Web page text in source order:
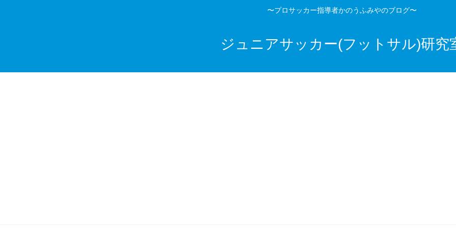
〜プロサッカー指導者かのうふみやのブログ〜
ジュニアサッカー(フットサル)研究